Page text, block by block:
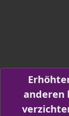
anderen